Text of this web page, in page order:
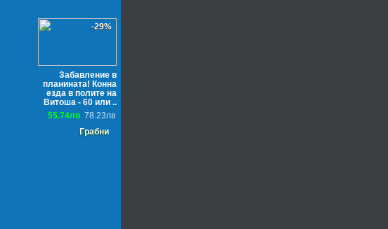
-29%
Забавление в
планината! Конна
езда в полите на
Витоша - 60 или ..
55.74лв 78.23лв
Грабни